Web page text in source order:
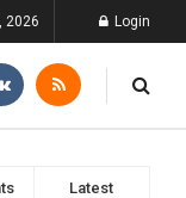
2026 Login
Latest